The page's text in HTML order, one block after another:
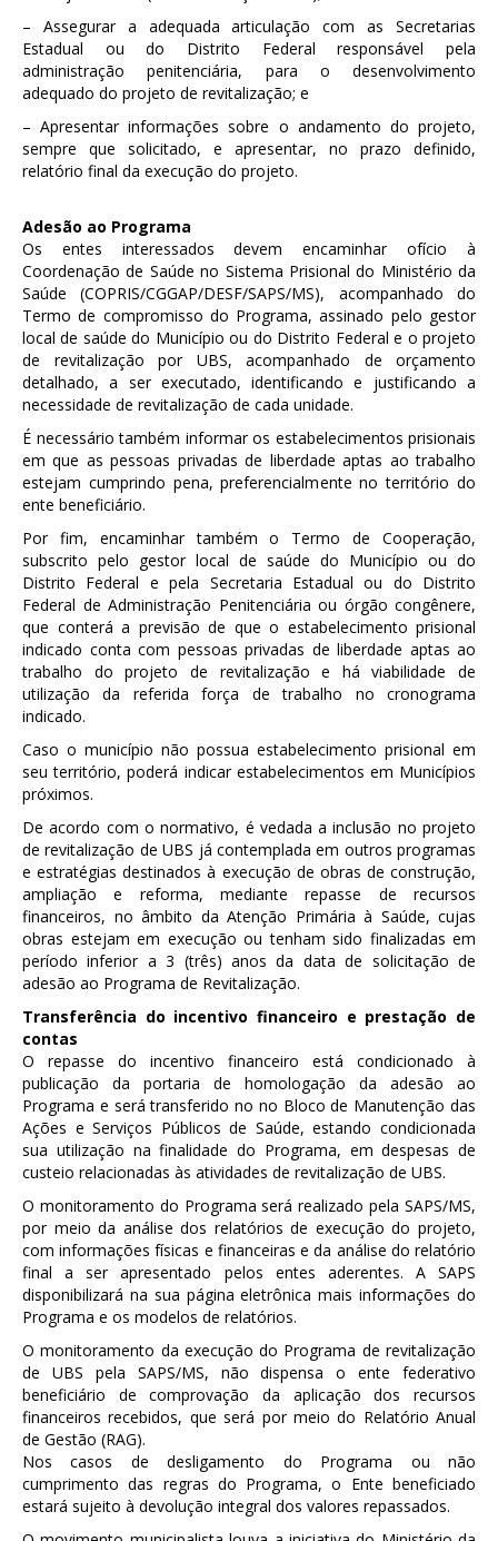
– Assegurar a adequada articulação com as Secretarias
Estadual ou do Distrito Federal responsável pela
administração penitenciária, para o desenvolvimento
adequado do projeto de revitalização; e
– Apresentar informações sobre o andamento do projeto,
sempre que solicitado, e apresentar, no prazo definido,
relatório final da execução do projeto.
Adesão ao Programa
Os entes interessados devem encaminhar ofício à
Coordenação de Saúde no Sistema Prisional do Ministério da
Saúde (COPRIS/CGGAP/DESF/SAPS/MS), acompanhado do
Termo de compromisso do Programa, assinado pelo gestor
local de saúde do Município ou do Distrito Federal e o projeto
de revitalização por UBS, acompanhado de orçamento
detalhado, a ser executado, identificando e justificando a
necessidade de revitalização de cada unidade.
É necessário também informar os estabelecimentos prisionais
em que as pessoas privadas de liberdade aptas ao trabalho
estejam cumprindo pena, preferencialmente no território do
ente beneficiário.
Por fim, encaminhar também o Termo de Cooperação,
subscrito pelo gestor local de saúde do Município ou do
Distrito Federal e pela Secretaria Estadual ou do Distrito
Federal de Administração Penitenciária ou órgão congênere,
que conterá a previsão de que o estabelecimento prisional
indicado conta com pessoas privadas de liberdade aptas ao
trabalho do projeto de revitalização e há viabilidade de
utilização da referida força de trabalho no cronograma
indicado.
Caso o município não possua estabelecimento prisional em
seu território, poderá indicar estabelecimentos em Municípios
próximos.
De acordo com o normativo, é vedada a inclusão no projeto
de revitalização de UBS já contemplada em outros programas
e estratégias destinados à execução de obras de construção,
ampliação e reforma, mediante repasse de recursos
financeiros, no âmbito da Atenção Primária à Saúde, cujas
obras estejam em execução ou tenham sido finalizadas em
período inferior a 3 (três) anos da data de solicitação de
adesão ao Programa de Revitalização.
Transferência do incentivo financeiro e prestação de
contas
O repasse do incentivo financeiro está condicionado à
publicação da portaria de homologação da adesão ao
Programa e será transferido no no Bloco de Manutenção das
Ações e Serviços Públicos de Saúde, estando condicionada
sua utilização na finalidade do Programa, em despesas de
custeio relacionadas às atividades de revitalização de UBS.
O monitoramento do Programa será realizado pela SAPS/MS,
por meio da análise dos relatórios de execução do projeto,
com informações físicas e financeiras e da análise do relatório
final a ser apresentado pelos entes aderentes. A SAPS
disponibilizará na sua página eletrônica mais informações do
Programa e os modelos de relatórios.
O monitoramento da execução do Programa de revitalização
de UBS pela SAPS/MS, não dispensa o ente federativo
beneficiário de comprovação da aplicação dos recursos
financeiros recebidos, que será por meio do Relatório Anual
de Gestão (RAG).
Nos casos de desligamento do Programa ou não
cumprimento das regras do Programa, o Ente beneficiado
estará sujeito à devolução integral dos valores repassados.